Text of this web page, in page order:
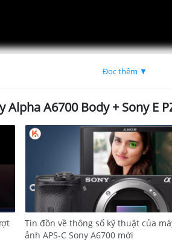
Đọc thêm ▼
A6700 Body + Sony E
Tin đồn về thông số kỹ thuật của
ảnh APS-C Sony A6700 mới